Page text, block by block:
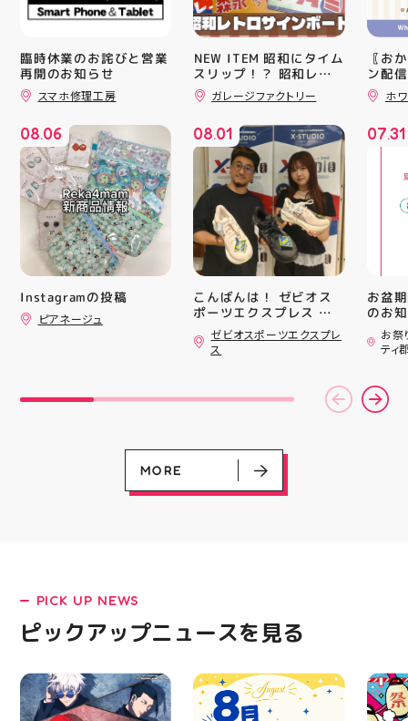
LATEST!
ピックアップニュース
臨時休業のお詫びと営業
再開のお知らせ
スマホ修理工房
08.06
Instagramの投稿
ピアネージュ
️NEW ITEM️ 昭和にタイム
スリップ！？ 昭和レト
ロサインボード大量入荷
しました！ 今回はお菓
お部屋に飾ればバッチグ
ー #昭和レトロ #アティ
郡山 #福島県 #郡山駅前
#郡山市
ガレージファクトリー
08.01
こんばんは！ ゼビオス
ポーツエクスプレス ア
ティ郡山です🦭 ・ ★本
日のラジオ★は アシッ
クスからランニングシュ
6」の紹介でした ・ 特
徴としては ☆軽量かつ
搭載し、推進力を向上さ
せました！
☆ASICSGRIPを前足部に
追加し、グリップ力を向
をカジュアルに走りたい
方や仕事履き、夏のお出
のクッションシューズに
なっています 人気ラン
ニングシューズの最新作
になります！ ・ 気にな
ゼビオスポーツエクスプレ
ス
〖お
ン配
ッパ
￥
ーポ
ース
です
りの
ので
キャ
#歯の
ホ
07.31
お盆
のお知らせ
用い
ざい
(水)
いたしま
22:00
はプ
から
━━━━
お祭
ティ
MORE
PICK UP NEWS
ピックアップニュースを見る